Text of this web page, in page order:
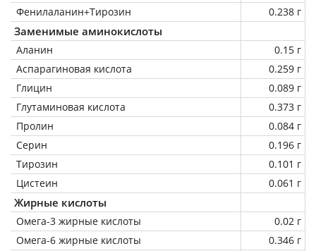
Фенилаланин+Тирозин
0.238 г
Заменимые аминокислоты
Аланин
0.15 г
Аспарагиновая кислота
0.259 г
Глицин
0.089 г
Глутаминовая кислота
0.373 г
Пролин
0.084 г
Серин
0.196 г
Тирозин
0.101 г
Цистеин
0.061 г
Жирные кислоты
Омега-3 жирные кислоты
0.02 г
Омега-6 жирные кислоты
0.346 г